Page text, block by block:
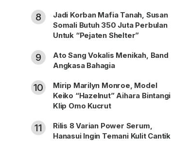
8
Jadi Korban Mafia Tanah, Susan
Somali Butuh 350 Juta Perbulan
Untuk “Pejaten Shelter”
9
Ato Sang Vokalis Menikah, Band
Angkasa Bahagia
10
Mirip Marilyn Monroe, Model
Keiko “Hazelnut” Aihara Bintangi
Klip Omo Kucrut
11
Rilis 8 Varian Power Serum,
Hanasui Ingin Temani Kulit Cantik